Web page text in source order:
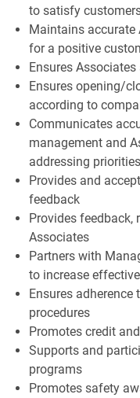
to satisfy
Maintains accurate
for a positive
Ensures
Ensures opening/
according to
Communicates
management and
addressing
Provides and
feedback
Provides feedback,
Associates
Partners with
to increase
Ensures
procedures
Promotes credit
Supports and
programs
Promotes safety